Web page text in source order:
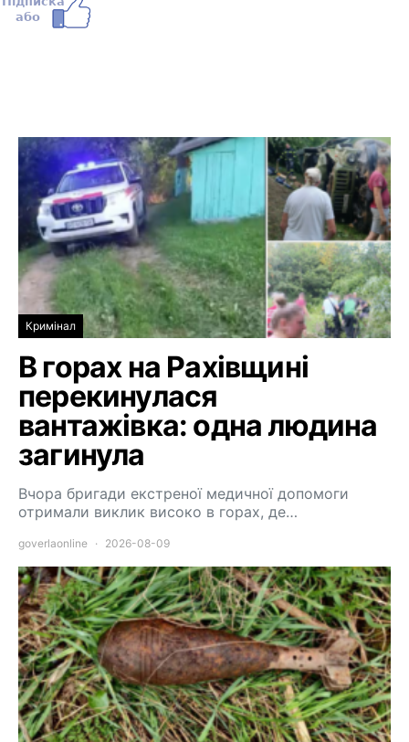
Кримінал
В горах на Рахівщині
перекинулася
вантажівка: одна людина
загинула
Вчора бригади екстреної медичної допомоги
отримали виклик високо в горах, де…
goverlaonline 2026-08-09